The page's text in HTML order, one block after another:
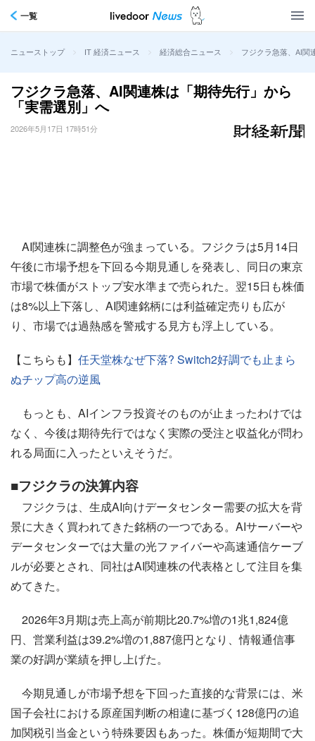
一覧
ニューストップ > IT 経済ニュース > 経済総合ニュース > フジクラ急落、AI関
フジクラ急落、AI関連株は「期待先行」から
「実需選別」へ
2026年5月17日 17時51分
AI関連株に調整色が強まっている。フジクラは5月14日
午後に市場予想を下回る今期見通しを発表し、同日の東京
市場で株価がストップ安水準まで売られた。翌15日も株価
は8%以上下落し、AI関連銘柄には利益確定売りも広が
り、市場では過熱感を警戒する見方も浮上している。
【こちらも】 任天堂株なぜ下落? Switch2好調でも止まら
ぬチップ高の逆風
もっとも、AIインフラ投資そのものが止まったわけでは
なく、今後は期待先行ではなく実際の受注と収益化が問わ
れる局面に入ったといえそうだ。
■フジクラの決算内容
フジクラは、生成AI向けデータセンター需要の拡大を背
景に大きく買われてきた銘柄の一つである。AIサーバーや
データセンターでは大量の光ファイバーや高速通信ケーブ
ルが必要とされ、同社はAI関連株の代表格として注目を集
めてきた。
2026年3月期は売上高が前期比20.7%増の1兆1,824億
円、営業利益は39.2%増の1,887億円となり、情報通信事
業の好調が業績を押し上げた。
今期見通しが市場予想を下回った直接的な背景には、米
国子会社における原産国判断の相違に基づく128億円の追
加関税引当金という特殊要因もあった。株価が短期間で大